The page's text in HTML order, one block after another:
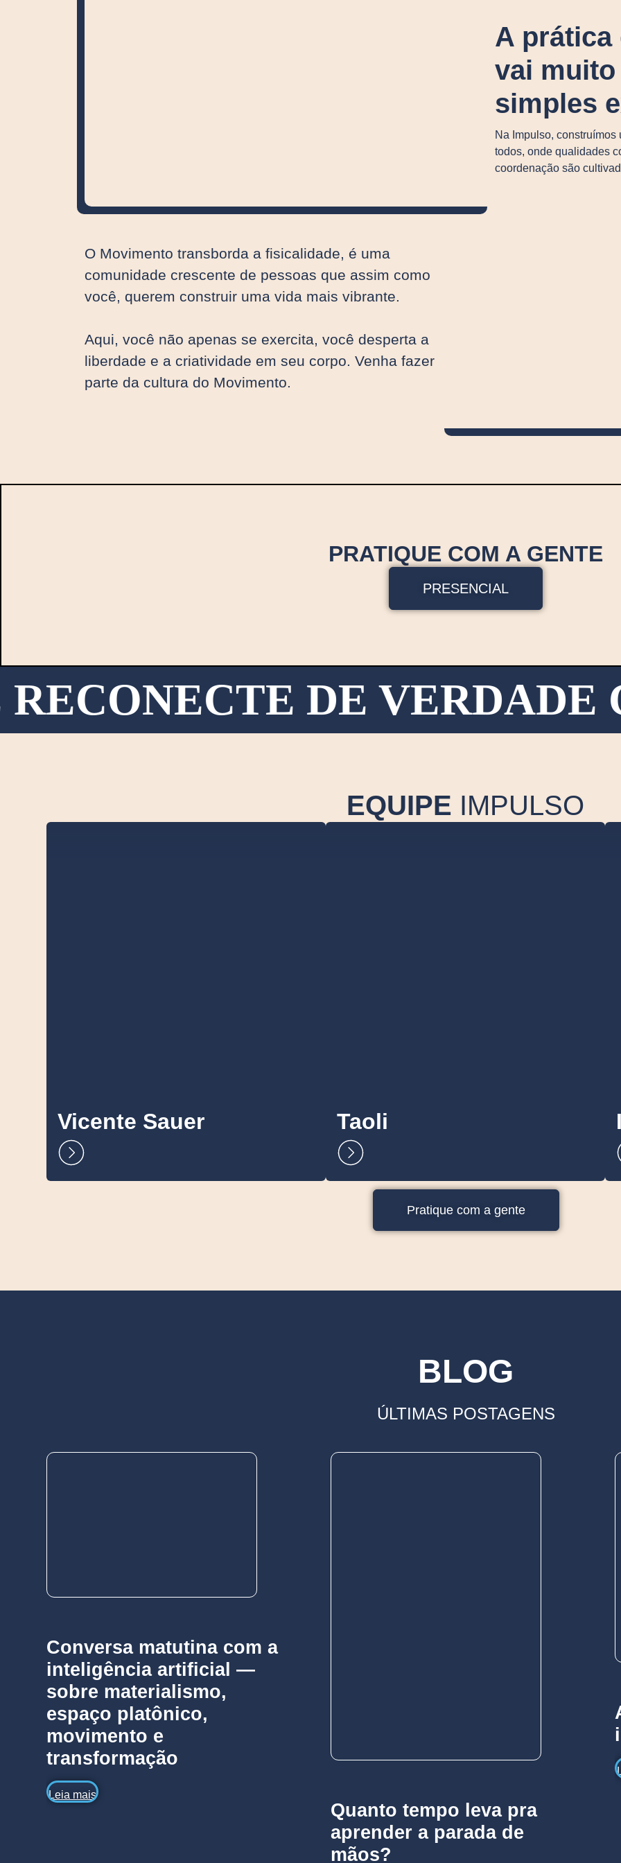
A prática
vai
simples
Na Impulso,
todos, onde qualidades
coordenação são
O Movimento transborda a fisicalidade, é uma
comunidade crescente de pessoas que assim como
você, querem construir uma vida mais vibrante.
Aqui, você não apenas se exercita, você desperta a
liberdade e a criatividade em seu corpo. Venha fazer
parte da cultura do Movimento.
PRATIQUE COM A GENTE
PRESENCIAL
DE VERDADE
EQUIPE IMPULSO
Vicente Sauer Taoli
Pratique com a gente
BLOG
ÚLTIMAS POSTAGENS
Conversa matutina com a
inteligência artificial —
sobre materialismo,
espaço platônico,
movimento e
transformação
Leia mais
Quanto tempo leva pra
aprender a parada de
mãos?